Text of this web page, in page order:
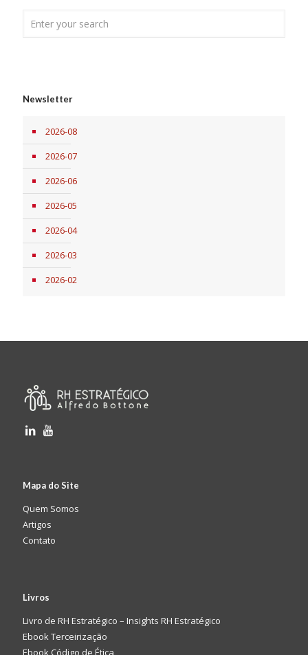
Newsletter
2026-08
2026-07
2026-06
2026-05
2026-04
2026-03
2026-02
Mapa do Site
Quem Somos
Artigos
Contato
Livros
Livro de RH Estratégico – Insights RH Estratégico
Ebook Terceirização
Ebook Código de Ética